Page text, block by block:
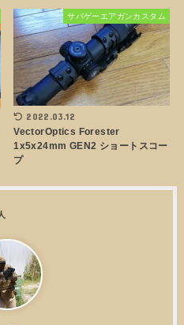
サバゲーエアガンカスタム
2022.03.12
VectorOptics Forester
1x5x24mm GEN2 ショートスコー
プ